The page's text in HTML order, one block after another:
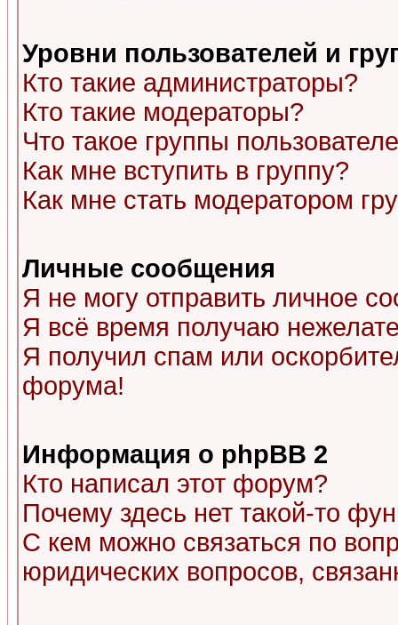
Уровни пользователей и
Кто такие администраторы?
Кто такие модераторы?
Что такое группы
Как мне вступить в группу?
Как мне стать модератором
Личные сообщения
Я не могу отправить личное
Я всё время получаю
Я получил спам или
форума!
Информация о phpBB 2
Кто написал этот форум?
Почему здесь нет такой-то
С кем можно связаться по
юридических вопросов,